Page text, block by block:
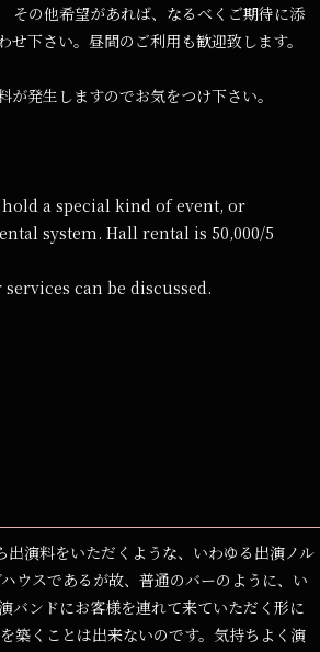
その他希望があれば、なるべくご期待に添
下さい。昼間のご利用も歓迎致します。
発生しますのでお気をつけ下さい。
a special kind of event, or
system. Hall rental is 50,000/5
can be discussed.
演料をいただくような、いわゆる出演ノル
ウスであるが故、普通のバーのように、い
バンドにお客様を連れて来ていただく形に
築くことは出来ないのです。気持ちよく演